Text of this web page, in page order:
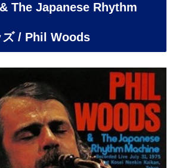
The Japanese Rhythm
ズ / Phil Woods